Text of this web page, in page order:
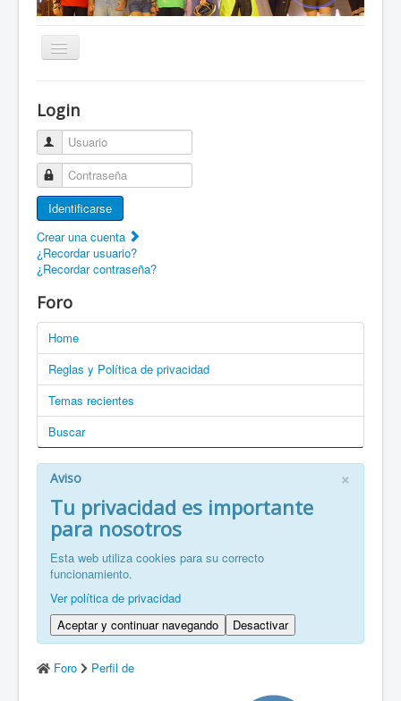
Cambiar
Patines Solidarios
¿Cómo asociarme? Ventajas
Movilidad en patines F.A.Q.
Enlaces
EN: Welcome to ZaragozaRoller!
EN: How to become a member?
DE: Willkommen zu ZaragozaRoller!
PT: Bem vindo a ZaragozaRoller!
CAT: Benvingut a ZaragozaRoller!
GAL: Benvido a ZaragozaRoller!
FR: Bienvenu à ZaragozaRoller!
ZH: 欢迎来到萨拉戈萨轮滑协会！
Login
Usuario
Contraseña
Identificarse
Crear una cuenta
¿Recordar usuario?
¿Recordar contraseña?
Foro
Home
Reglas y Política de privacidad
Temas recientes
Buscar
×
Aviso
Tu privacidad es importante
para nosotros
Esta web utiliza cookies para su correcto
funcionamiento.
Ver política de privacidad
Aceptar y continuar navegando
Desactivar
Foro Perfil de